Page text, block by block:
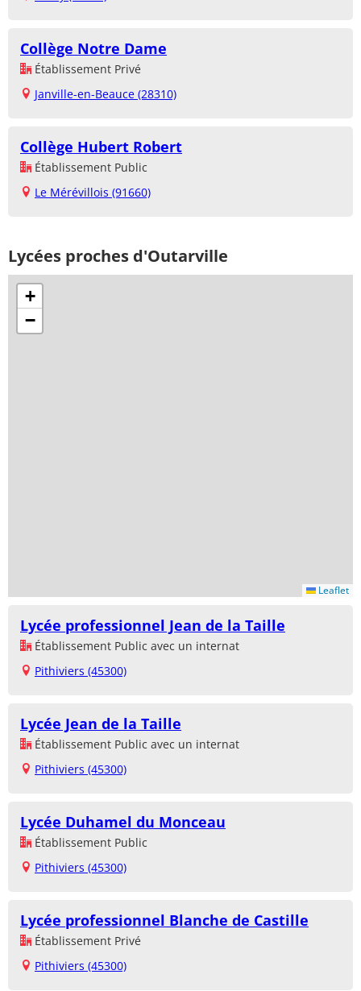
Collège Notre Dame
Établissement Privé
Janville-en-Beauce (28310)
Collège Hubert Robert
Établissement Public
Le Mérévillois (91660)
Lycées proches d'Outarville
+
−
Leaflet
Lycée professionnel Jean de la Taille
Établissement Public avec un internat
Pithiviers (45300)
Lycée Jean de la Taille
Établissement Public avec un internat
Pithiviers (45300)
Lycée Duhamel du Monceau
Établissement Public
Pithiviers (45300)
Lycée professionnel Blanche de Castille
Établissement Privé
Pithiviers (45300)